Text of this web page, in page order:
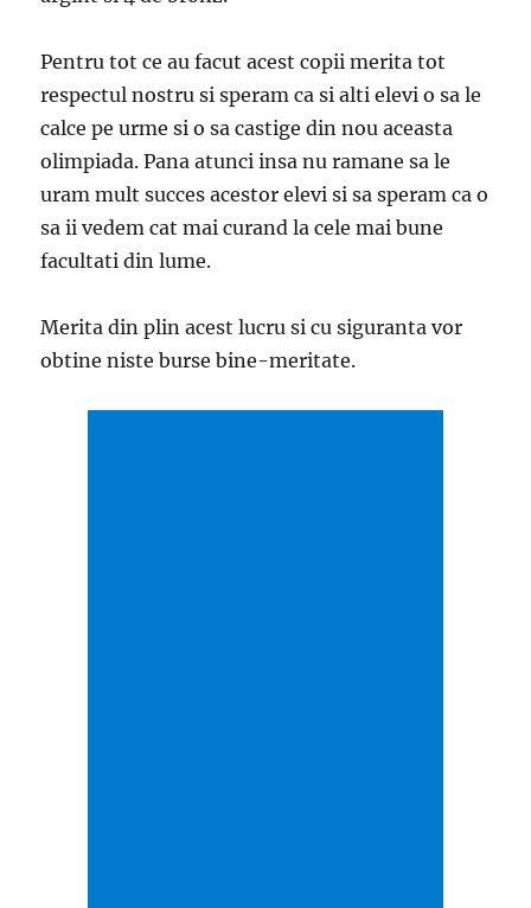
Pentru tot ce au facut acest copii merita tot
respectul nostru si speram ca si alti elevi o sa le
calce pe urme si o sa castige din nou aceasta
olimpiada. Pana atunci insa nu ramane sa le
uram mult succes acestor elevi si sa speram ca o
sa ii vedem cat mai curand la cele mai bune
facultati din lume.
Merita din plin acest lucru si cu siguranta vor
obtine niste burse bine-meritate.